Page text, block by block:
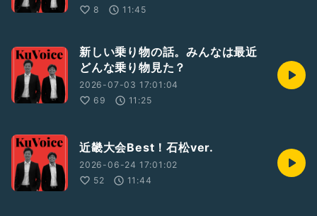
8
11:45
新しい乗り物の話。みんなは最近
どんな乗り物見た？
2026-07-03 17:01:04
69
11:25
近畿大会Best！石松ver.
2026-06-24 17:01:02
52
11:44